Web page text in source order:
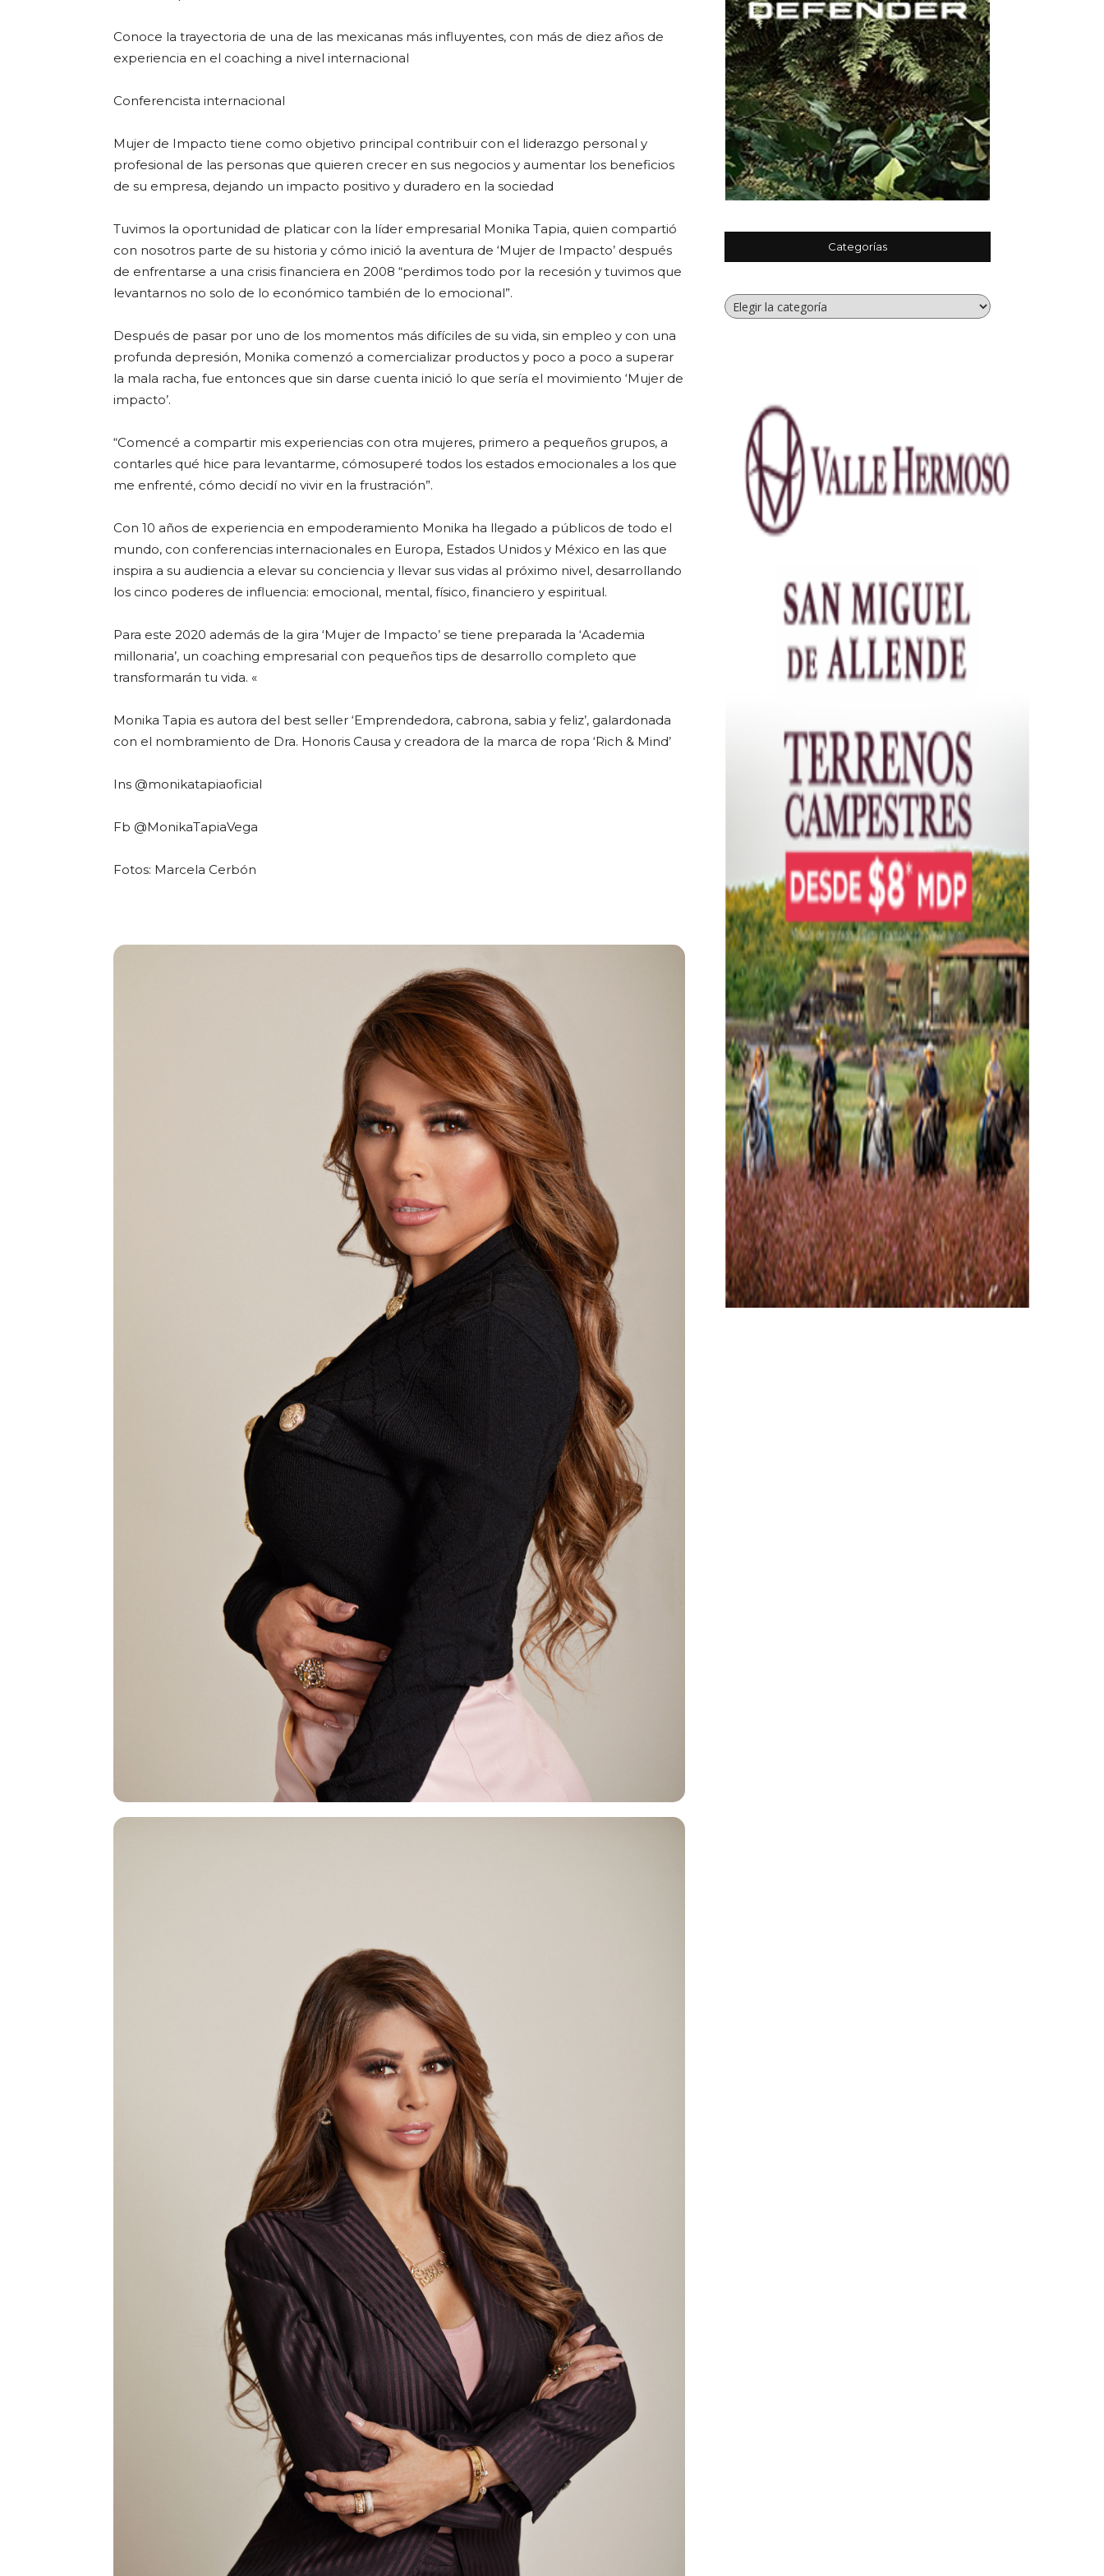
Conoce la trayectoria de una de las mexicanas más influyentes, con más de diez años de
experiencia en el coaching a nivel internacional
Conferencista internacional
Mujer de Impacto tiene como objetivo principal contribuir con el liderazgo personal y
profesional de las personas que quieren crecer en sus negocios y aumentar los beneficios
de su empresa, dejando un impacto positivo y duradero en la sociedad
Tuvimos la oportunidad de platicar con la líder empresarial Monika Tapia, quien compartió
con nosotros parte de su historia y cómo inició la aventura de ‘Mujer de Impacto’ después
de enfrentarse a una crisis financiera en 2008 “perdimos todo por la recesión y tuvimos que
levantarnos no solo de lo económico también de lo emocional”.
Después de pasar por uno de los momentos más difíciles de su vida, sin empleo y con una
profunda depresión, Monika comenzó a comercializar productos y poco a poco a superar
la mala racha, fue entonces que sin darse cuenta inició lo que sería el movimiento ‘Mujer de
impacto’.
“Comencé a compartir mis experiencias con otra mujeres, primero a pequeños grupos, a
contarles qué hice para levantarme, cómosuperé todos los estados emocionales a los que
me enfrenté, cómo decidí no vivir en la frustración”.
Con 10 años de experiencia en empoderamiento Monika ha llegado a públicos de todo el
mundo, con conferencias internacionales en Europa, Estados Unidos y México en las que
inspira a su audiencia a elevar su conciencia y llevar sus vidas al próximo nivel, desarrollando
los cinco poderes de influencia: emocional, mental, físico, financiero y espiritual.
Para este 2020 además de la gira ‘Mujer de Impacto’ se tiene preparada la ‘Academia
millonaria’, un coaching empresarial con pequeños tips de desarrollo completo que
transformarán tu vida. «
Monika Tapia es autora del best seller ‘Emprendedora, cabrona, sabia y feliz’, galardonada
con el nombramiento de Dra. Honoris Causa y creadora de la marca de ropa ‘Rich & Mind’
Ins @monikatapiaoficial
Fb @MonikaTapiaVega
Fotos: Marcela Cerbón
Categorías
Categorías